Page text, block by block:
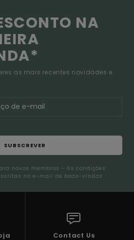
NA
as mais recentes novidades e
SUBSCREVER
novos membros - As condições
no e-mail de boas-vindas
Contact Us